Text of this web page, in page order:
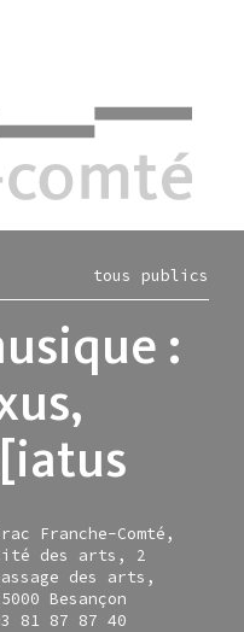
tous publics
:
Franche-Comté,
des arts, 2
des arts,
Besançon
81 87 87 40